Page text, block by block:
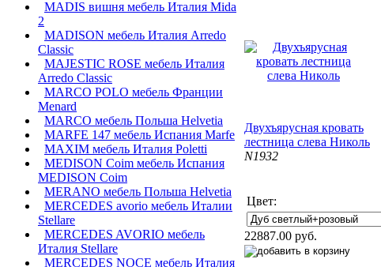
MADIS вишня мебель Италия Mida
2
MADISON мебель Италия Arredo
Classic
MAJESTIC ROSE мебель Италия
Arredo Classic
MARCO POLO мебель Франции
Menard
MARCO мебель Польша Helvetia
MARFE 147 мебель Испания Marfe
MAXIM мебель Италия Poletti
MEDISON Coim мебель Испания
MEDISON Coim
MERANO мебель Польша Helvetia
MERCEDES avorio мебель Италии
Stellare
MERCEDES AVORIO мебель
Италия Stellare
MERCEDES NOCE мебель Италия
Двухъярусная кровать
лестница слева Николь
N1932
Цвет:
22887.00 руб.